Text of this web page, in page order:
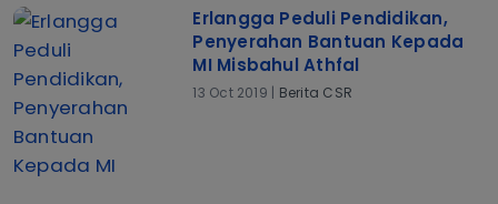
Erlangga Peduli Pendidikan,
Penyerahan Bantuan Kepada
MI Misbahul Athfal
13 Oct 2019 | Berita CSR